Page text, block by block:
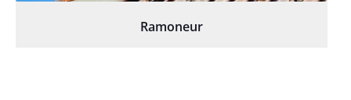
Ramoneur